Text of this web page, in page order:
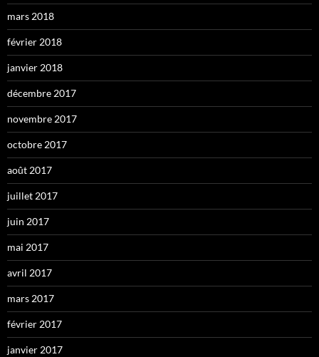
mars 2018
février 2018
janvier 2018
décembre 2017
novembre 2017
octobre 2017
août 2017
juillet 2017
juin 2017
mai 2017
avril 2017
mars 2017
février 2017
janvier 2017